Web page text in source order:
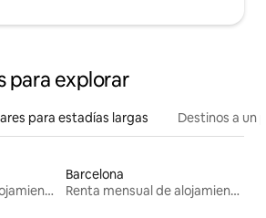
para explorar
para estadías largas Destinos a un
Renta mensual de alojamientos
Barcelona
Renta mensual de alojamientos